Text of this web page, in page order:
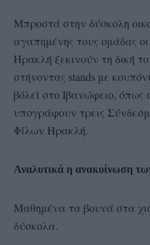
Μπροστά στην δύσκολη
αγαπημένης τους ομάδας
Ηρακλή ξεκινούν τη δική
στήνοντας stands με
βόλεϊ στο Ιβανώφειο,
υπογράφουν τρεις
Φίλων Ηρακλή.
Αναλυτικά η ανακοίνωση
Μαθημένα τα βουνά στα
δύσκολα.